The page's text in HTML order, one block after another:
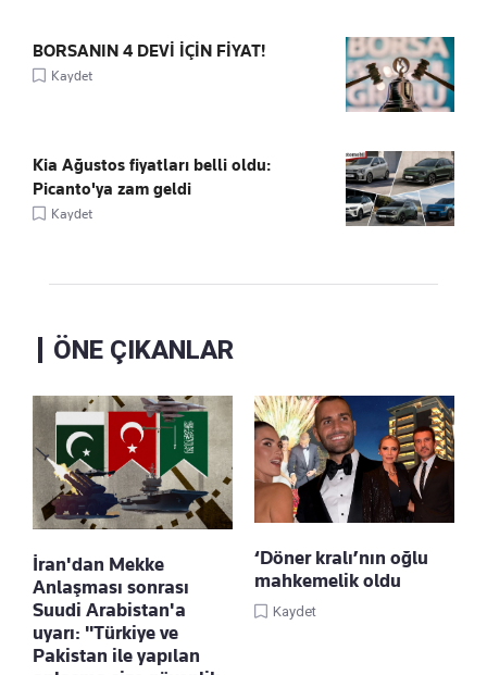
BORSANIN 4 DEVİ İÇİN FİYAT!
Kaydet
Kia Ağustos fiyatları belli oldu:
Picanto'ya zam geldi
Kaydet
ÖNE ÇIKANLAR
İran'dan Mekke
Anlaşması sonrası
Suudi Arabistan'a
uyarı: "Türkiye ve
Pakistan ile yapılan
‘Döner kralı’nın oğlu
mahkemelik oldu
Kaydet